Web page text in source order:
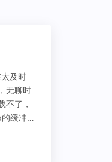
及时
无聊时
不了，
缓冲完